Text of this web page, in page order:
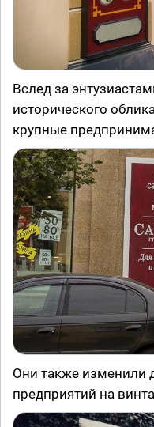
Вслед за
исторического
крупные
Они также изменили
предприятий на